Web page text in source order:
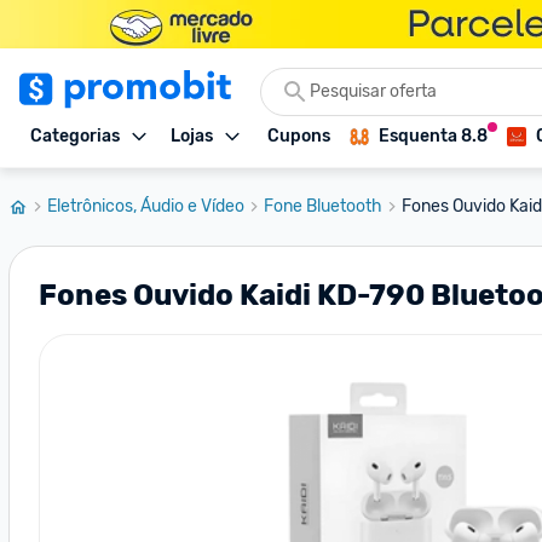
Categorias Lojas Cupons Esquenta 8.8
Eletrônicos, Áudio e Vídeo Fone Bluetooth Fones Ouvido
Fones Ouvido Kaidi KD-790